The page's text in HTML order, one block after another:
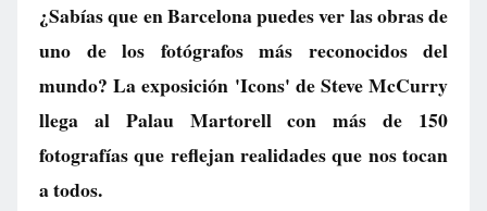
¿Sabías que en Barcelona puedes ver las obras de
uno de los fotógrafos más reconocidos del
mundo? La exposición 'Icons' de Steve McCurry
llega al Palau Martorell con más de 150
fotografías que reflejan realidades que nos tocan
a todos.